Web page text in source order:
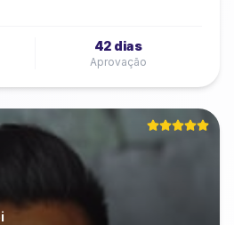
42 dias
Aprovação